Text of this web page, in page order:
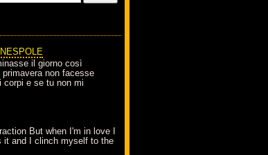
il giorno così
non facesse
corpi e se tu non mi
But when I'm in love I
it and I clinch myself to the